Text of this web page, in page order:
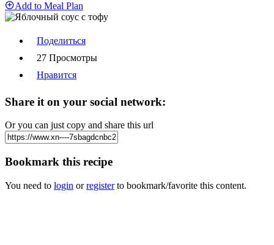
Add to Meal Plan
Поделиться
27 Просмотры
Нравится
Share it on your social network:
Or you can just copy and share this url
Bookmark this recipe
You need to login orregisterto bookmark/favorite this content.